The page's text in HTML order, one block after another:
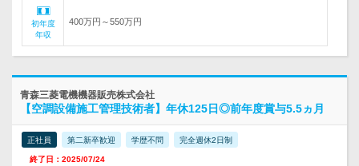
初年度
年収
400万円～550万円
青森三菱電機機器販売株式会社
【空調設備施工管理技術者】年休125日◎前年度賞与5.5ヵ月
正社員 第二新卒歓迎 学歴不問 完全週休2日制
終了日：2025/07/24